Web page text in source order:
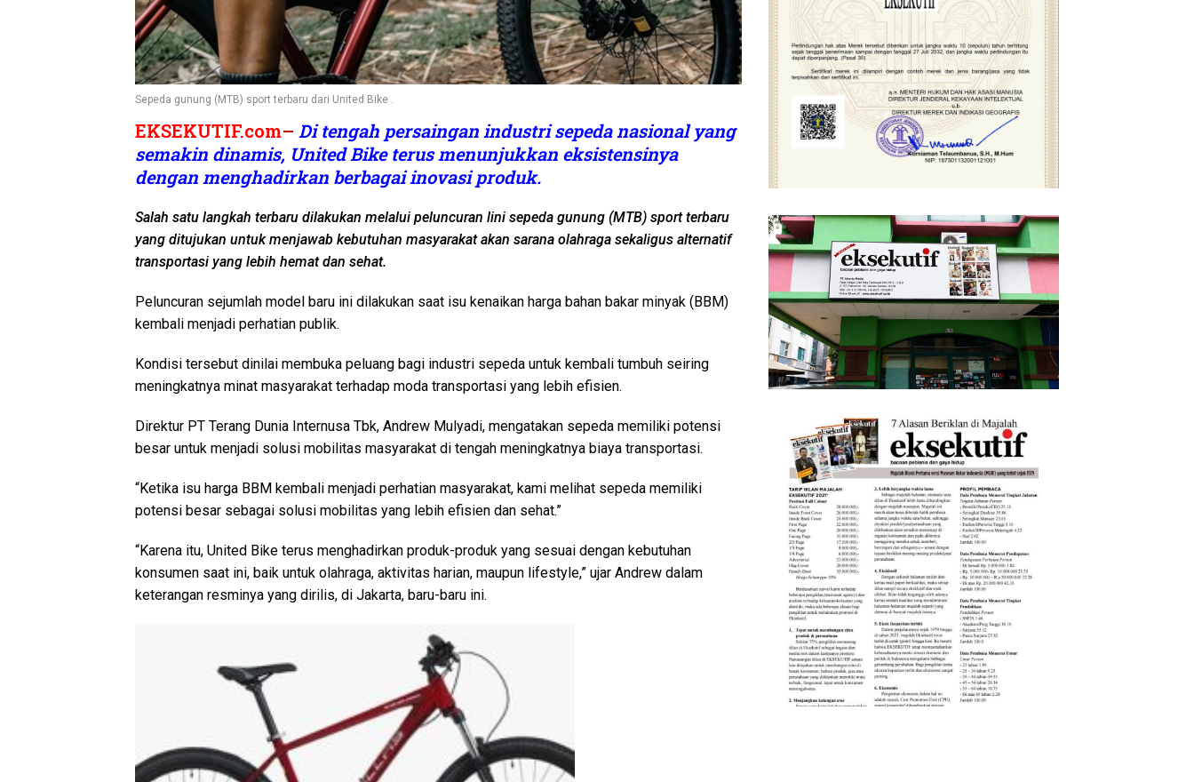
Sepeda gunung (MTB) sport terbaru dari United Bike .
EKSEKUTIF.com– Di tengah persaingan industri sepeda nasional yang
semakin dinamis, United Bike terus menunjukkan eksistensinya
dengan menghadirkan berbagai inovasi produk.
Salah satu langkah terbaru dilakukan melalui peluncuran lini sepeda gunung (MTB) sport terbaru
yang ditujukan untuk menjawab kebutuhan masyarakat akan sarana olahraga sekaligus alternatif
transportasi yang lebih hemat dan sehat.
Peluncuran sejumlah model baru ini dilakukan saat isu kenaikan harga bahan bakar minyak (BBM)
kembali menjadi perhatian publik.
Kondisi tersebut dinilai membuka peluang bagi industri sepeda untuk kembali tumbuh seiring
meningkatnya minat masyarakat terhadap moda transportasi yang lebih efisien.
Direktur PT Terang Dunia Internusa Tbk, Andrew Mulyadi, mengatakan sepeda memiliki potensi
besar untuk menjadi solusi mobilitas masyarakat di tengah meningkatnya biaya transportasi.
“Ketika isu harga BBM kembali menjadi perhatian masyarakat, kami melihat sepeda memiliki
potensi besar sebagai solusi mobilitas yang lebih efisien dan sehat.”
“Karena itu, United Bike terus menghadirkan produk-produk yang sesuai dengan kebutuhan
konsumen saat ini, baik untuk olahraga, aktivitas harian, maupun lifestyle,” ujar Andrew dalam
keterangan resminya yang dirilis, di Jakarta, baru-baru ini.